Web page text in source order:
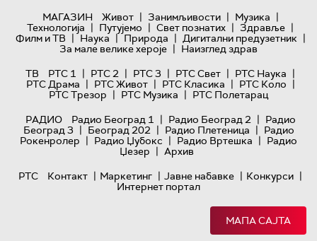
МАГАЗИН
Живот | Занимљивости | Музика |
Технологијa | Путујемо | Свет познатих | Здравље |
Филм и ТВ | Наука | Природа | Дигитални предузетник |
За мале велике хероје | Наизглед здрав
ТВ
РТС 1 | РТС 2 | РТС 3 | РТС Свет | РТС Наука |
РТС Драма | РТС Живот | РТС Класика | РТС Коло |
РТС Трезор | РТС Музика | РТС Полетарац
РАДИО
Радио Београд 1 | Радио Београд 2 | Радио
Београд 3 | Београд 202 | Радио Плетеница | Радио
Рокенролер | Радио Џубокс | Радио Вртешка | Радио
Џезер | Архив
РТС
Контакт | Маркетинг | Јавне набавке | Конкурси |
Интернет портал
МАПА САЈТА